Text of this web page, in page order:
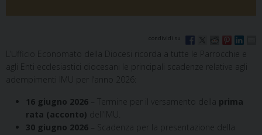
L’Ufficio Economato della Diocesi ricorda a tutte le Parrocchie e
agli Enti ecclesiastici diocesani le principali scadenze relative agli
adempimenti IMU per l’anno 2026:
16 giugno 2026 – Termine per il versamento della prima
rata (acconto) dell’IMU.
30 giugno 2026 – Scadenza per la presentazione della